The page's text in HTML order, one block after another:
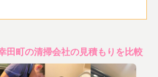
田町の清掃会社の見積もりを比較